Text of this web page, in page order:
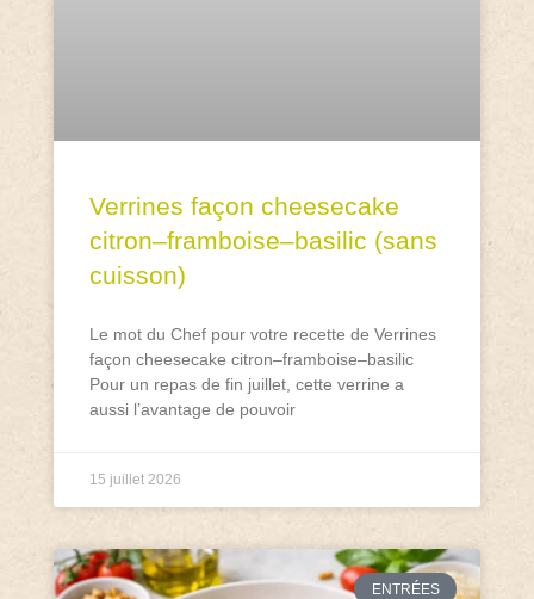
Verrines façon cheesecake
citron–framboise–basilic (sans
cuisson)
Le mot du Chef pour votre recette de Verrines
façon cheesecake citron–framboise–basilic
Pour un repas de fin juillet, cette verrine a
aussi l’avantage de pouvoir
15 juillet 2026
ENTRÉES